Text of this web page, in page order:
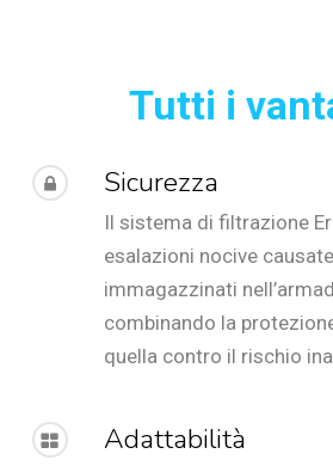
Tutti i
Sicurezza
Il sistema di filtrazione
esalazioni nocive
immagazzinati
combinando la
quella contro il rischio
Adattabilità